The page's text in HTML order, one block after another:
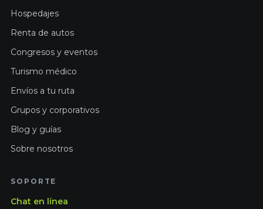
Hospedajes
Renta de autos
Congresos y eventos
Turismo médico
Envíos a tu ruta
Grupos y corporativos
Blog y guías
Sobre nosotros
SOPORTE
Chat en línea